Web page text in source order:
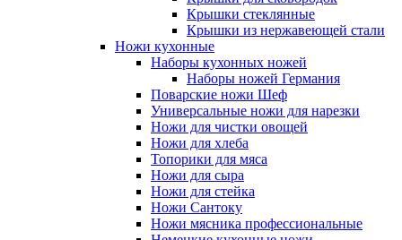
Крышки стеклянные
Крышки из нержавеющей стали
Ножи кухонные
Наборы кухонных ножей
Наборы ножей Германия
Поварские ножи Шеф
Универсальные ножи для нарезки
Ножи для чистки овощей
Ножи для хлеба
Топорики для мяса
Ножи для сыра
Ножи для стейка
Ножи Сантоку
Ножи мясника профессиональные